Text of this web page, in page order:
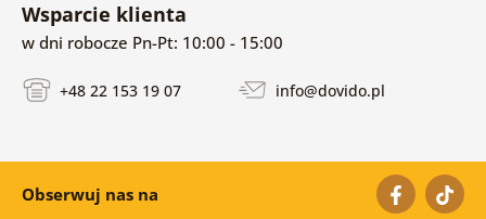
Wsparcie klienta
w dni robocze Pn-Pt: 10:00 - 15:00
+48 22 153 19 07 info@dovido.pl
Obserwuj nas na